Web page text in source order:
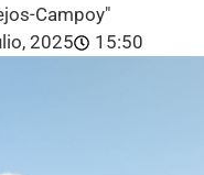
Campoy"
2025 15:50